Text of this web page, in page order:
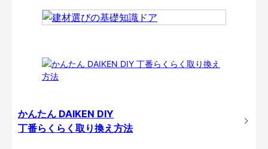
かんたん DAIKEN DIY
丁番らくらく取り換え方法